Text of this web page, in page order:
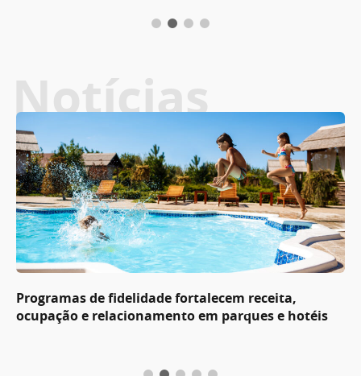
Notícias
Programas de fidelidade fortalecem receita,
ocupação e relacionamento em parques e hotéis